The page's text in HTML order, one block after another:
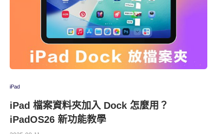
iPad
iPad 檔案資料夾加入 Dock 怎麼用？
iPadOS26 新功能教學